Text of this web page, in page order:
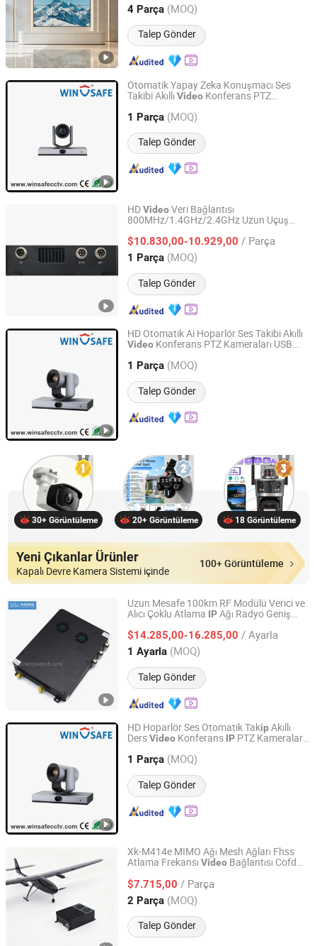
4 Parça (MOQ)
Talep Gönder
Guangdong, China
Otomatik Yapay Zeka Konuşmacı Ses
Takibi Akıllı Video Konferans PTZ
1 Parça (MOQ)
Talep Gönder
Shenzhen Winsafe Technology Co., Ltd.
Guangdong, China Fiyat 2013
HDVideoVeri Bağlantısı
800MHz/1.4GHz/2.4GHz Uzun Uçuş
Taşınabilir İletim Ağı AES128/256
Gözetim İnsansız Hava Aracı için
$10.830,00-10.929,00 / Parça
1 Parça (MOQ)
Talep Gönder
Shenzhen Xingkai Technology Co., Ltd
Guangdong, China Fiyat 2023
HD Otomatik Ai Hoparlör Ses Takibi Akıllı
Video Konferans PTZ Kameraları USB
1 Parça (MOQ)
Talep Gönder
Shenzhen Winsafe Technology Co., Ltd.
Guangdong, China Fiyat 2013
30+ Görüntüleme 20+ Görüntüleme 18 Görüntüleme
Yeni Çıkanlar Ürünler
Kapalı Devre Kamera Sistemi içinde
100+ Görüntüleme
Uzun Mesafe 100km RF Modülü Verici ve
Alıcı Çoklu Atlama IPAğı Radyo Geniş
Kanatlı İnsansız Hava Araçları Aksesuarı
$14.285,00-16.285,00 / Ayarla
1 Ayarla (MOQ)
Talep Gönder
Shenzhen Xingkai Technology Co., Ltd
Guangdong, China Fiyat 2023
HD Hoparlör Ses Otomatik TakipAkıllı
DersVideo Konferans IP PTZ Kameraları
1 Parça (MOQ)
Talep Gönder
Shenzhen Winsafe Technology Co., Ltd.
Guangdong, China Fiyat 2013
Xk-M414e MIMO Ağı Mesh Ağları Fhss
Atlama Frekansı Video Bağlantısı Cofdm
Aracı İnsansız Araçlar için
Sistemleri
$7.715,00 / Parça
2 Parça (MOQ)
Talep Gönder
Shenzhen Xingkai Technology Co., Ltd
Guangdong, China Fiyat 2023